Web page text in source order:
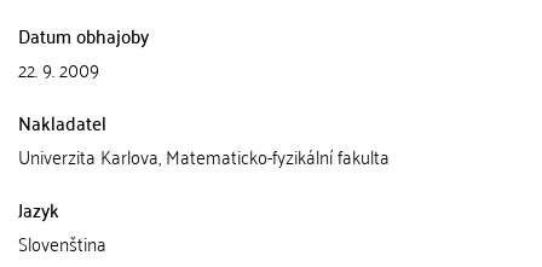
Datum obhajoby
22. 9. 2009
Nakladatel
Univerzita Karlova, Matematicko-fyzikální fakulta
Jazyk
Slovenština